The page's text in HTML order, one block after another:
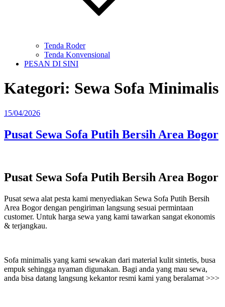
Tenda Roder
Tenda Konvensional
PESAN DI SINI
Kategori: Sewa Sofa Minimalis
Diposkan
15/04/2026
Pusat Sewa Sofa Putih Bersih Area Bogor
Pusat Sewa Sofa Putih Bersih Area Bogor
Pusat sewa alat pesta kami menyediakan Sewa Sofa Putih Bersih
Area Bogor dengan pengiriman langsung sesuai permintaan
customer. Untuk harga sewa yang kami tawarkan sangat ekonomis
& terjangkau.
Sofa minimalis yang kami sewakan dari material kulit sintetis, busa
empuk sehingga nyaman digunakan. Bagi anda yang mau sewa,
anda bisa datang langsung kekantor resmi kami yang beralamat >>>